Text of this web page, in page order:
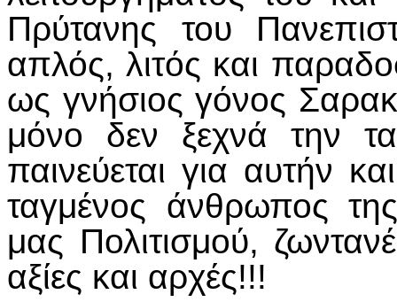
Πρύτανης του
απλός, λιτός και
ως γνήσιος γόνος
μόνο δεν ξεχνά την
παινεύεται για αυτήν
ταγμένος άνθρωπος
μας Πολιτισμού,
αξίες και αρχές!!!